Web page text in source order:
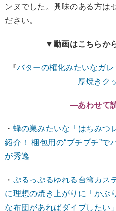
ンヌでした。興味のある方は
ださい。
▼動画はこちらか
『バターの権化みたいなガレ
厚焼きク
―あわせて
・ 蜂の巣みたいな「はちみつ
紹介！ 梱包用の“プチプチ”で
が秀逸
・ ぷるっぷるゆれる台湾カス
に理想の焼き上がりに「かぶ
な布団があればダイブしたい